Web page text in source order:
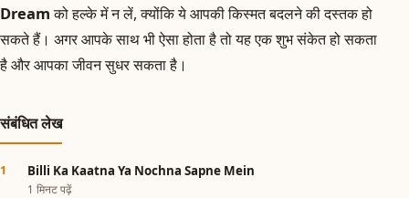
Dreamको हल्के में न लें, क्योंकि ये आपकी किस्मत बदलने की दस्तक हो
सकते हैं। अगर आपके साथ भी ऐसा होता है तो यह एक शुभ संकेत हो सकता
है और आपका जीवन सुधर सकता है।
संबंधित लेख
Billi Ka Kaatna Ya Nochna Sapne Mein
1 मिनट पढ़ें